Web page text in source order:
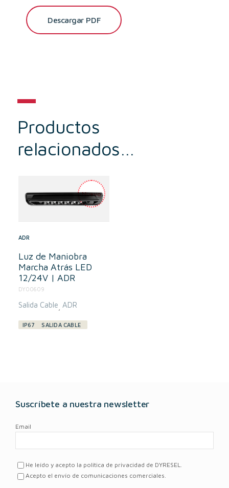
Descargar PDF
Productos
relacionados…
ADR
Luz de Maniobra
Marcha Atrás LED
12/24V | ADR
DY00609
Salida Cable ADR
IP67 SALIDA CABLE
Suscríbete a nuestra newsletter
Email
He leído y acepto la política de privacidad de DYRESEL.
Acepto el envío de comunicaciones comerciales.